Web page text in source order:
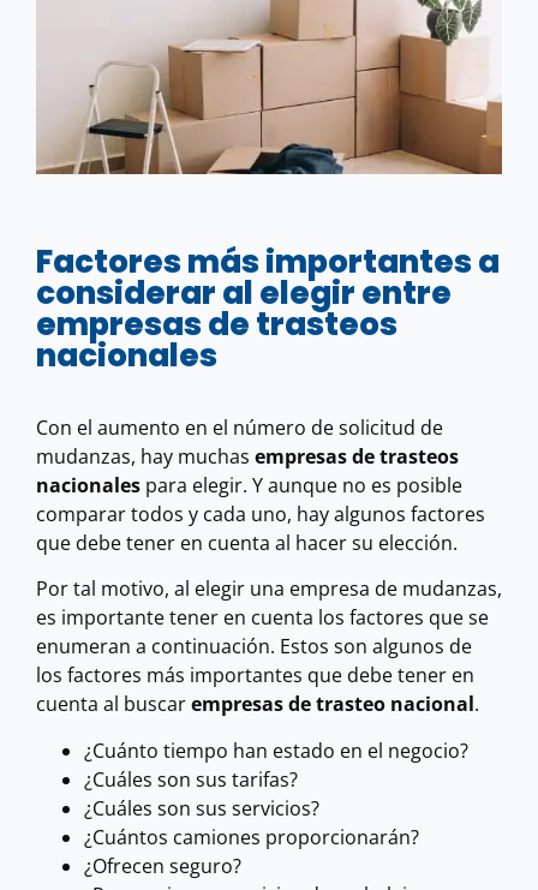
Factores más importantes a
considerar al elegir entre
empresas de trasteos
nacionales
Con el aumento en el número de solicitud de
mudanzas, hay muchas empresas de trasteos
nacionales para elegir. Y aunque no es posible
comparar todos y cada uno, hay algunos factores
que debe tener en cuenta al hacer su elección.
Por tal motivo, al elegir una empresa de mudanzas,
es importante tener en cuenta los factores que se
enumeran a continuación. Estos son algunos de
los factores más importantes que debe tener en
cuenta al buscarempresas de trasteo nacional.
¿Cuánto tiempo han estado en el negocio?
¿Cuáles son sus tarifas?
¿Cuáles son sus servicios?
¿Cuántos camiones proporcionarán?
¿Ofrecen seguro?